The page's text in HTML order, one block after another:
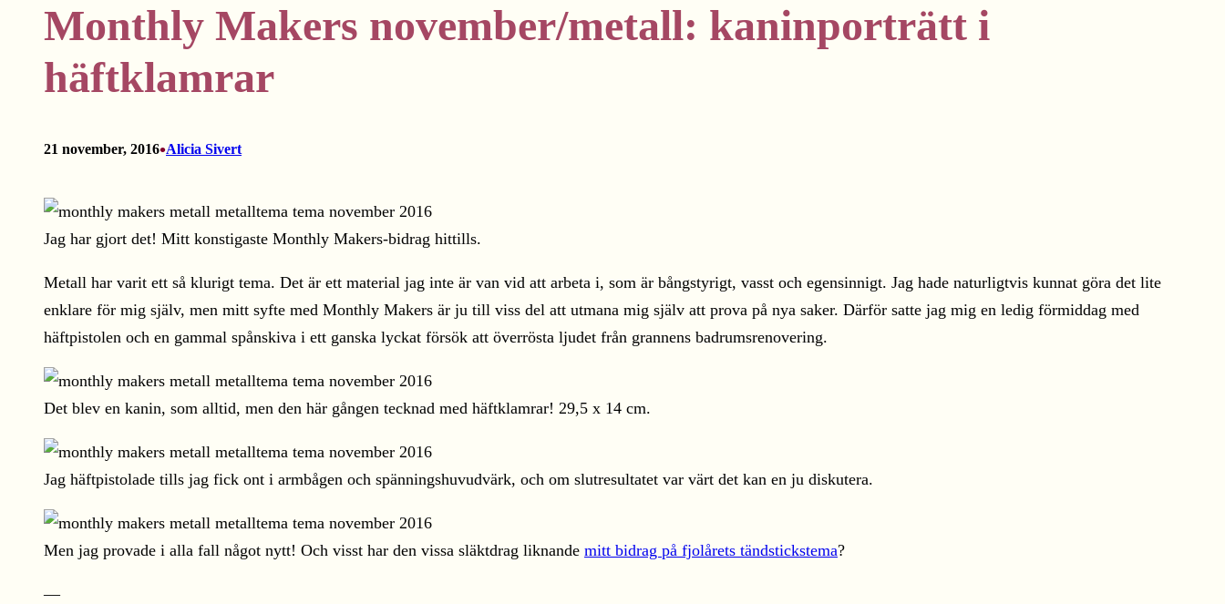
Monthly Makers november/metall: kaninporträtt i
häftklamrar
21 november, 2016•Alicia Sivert
Jag har gjort det! Mitt konstigaste Monthly Makers-bidrag hittills.
Metall har varit ett så klurigt tema. Det är ett material jag inte är van vid att arbeta i, som är bångstyrigt, vasst och egensinnigt. Jag hade naturligtvis kunnat göra det lite
enklare för mig själv, men mitt syfte med Monthly Makers är ju till viss del att utmana mig själv att prova på nya saker. Därför satte jag mig en ledig förmiddag med
häftpistolen och en gammal spånskiva i ett ganska lyckat försök att överrösta ljudet från grannens badrumsrenovering.
Det blev en kanin, som alltid, men den här gången tecknad med häftklamrar! 29,5 x 14 cm.
Jag häftpistolade tills jag fick ont i armbågen och spänningshuvudvärk, och om slutresultatet var värt det kan en ju diskutera.
Men jag provade i alla fall något nytt! Och visst har den vissa släktdrag liknande mitt bidrag på fjolårets tändstickstema?
—